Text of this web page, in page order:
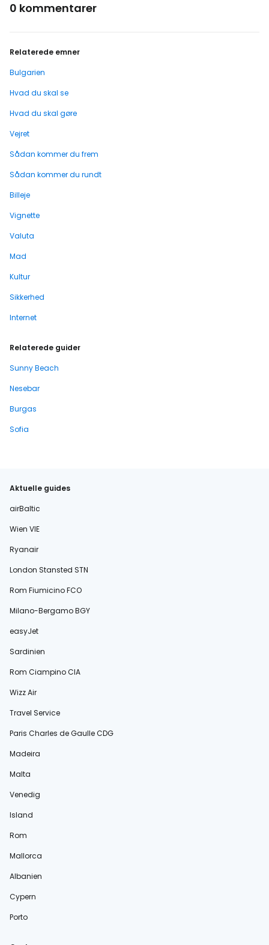
0 kommentarer
Relaterede emner
Bulgarien
Hvad du skal se
Hvad du skal gøre
Vejret
Sådan kommer du frem
Sådan kommer du rundt
Billeje
Vignette
Valuta
Mad
Kultur
Sikkerhed
Internet
Relaterede guider
Sunny Beach
Nesebar
Burgas
Sofia
Aktuelle guides
airBaltic
Wien VIE
Ryanair
London Stansted STN
Rom Fiumicino FCO
Milano-Bergamo BGY
easyJet
Sardinien
Rom Ciampino CIA
Wizz Air
Travel Service
Paris Charles de Gaulle CDG
Madeira
Malta
Venedig
Island
Rom
Mallorca
Albanien
Cypern
Porto